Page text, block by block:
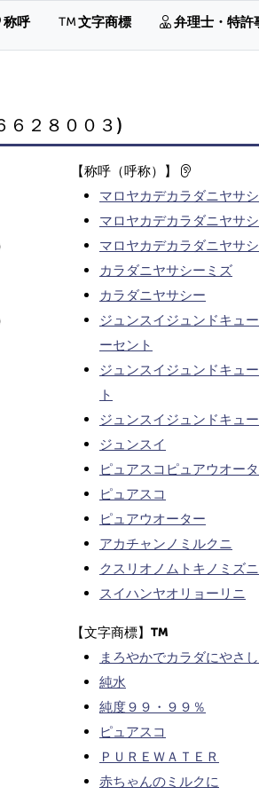
称呼 文字商標 弁理士・特許
６２８００３)
【称呼（呼称）】
マロヤカデカラダニヤサ
マロヤカデカラダニヤサ
マロヤカデカラダニヤサ
カラダニヤサシーミズ
カラダニヤサシー
ジュンスイジュンドキュ
ーセント
ジュンスイジュンドキュ
ト
ジュンスイジュンドキュ
ジュンスイ
ピュアスコピュアウオー
ピュアスコ
ピュアウオーター
アカチャンノミルクニ
クスリオノムトキノミズニ
スイハンヤオリョーリニ
【文字商標】
まろやかでカラダにやさ
純水
純度９９・９９％
ピュアスコ
ＰＵＲＥＷＡＴＥＲ
赤ちゃんのミルクに